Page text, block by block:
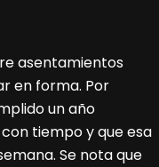
asentamientos
en forma. Por
un año
tiempo y que esa
Se nota que